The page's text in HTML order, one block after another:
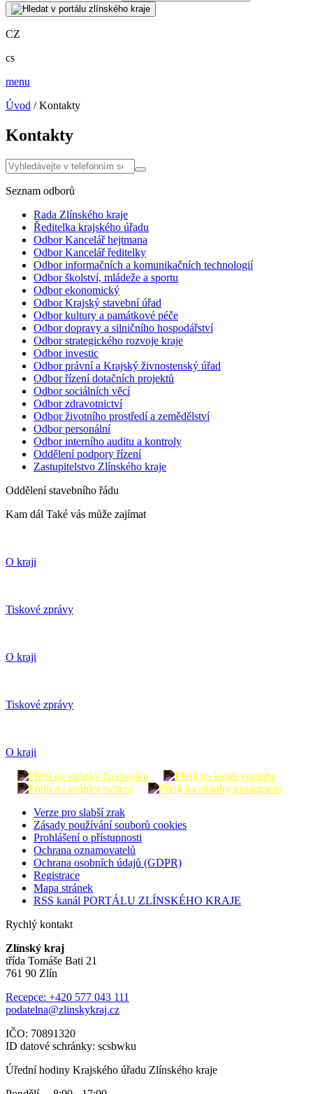
CZ
cs
menu
Úvod / Kontakty
Kontakty
Seznam odborů
Rada Zlínského kraje
Ředitelka krajského úřadu
Odbor Kancelář hejtmana
Odbor Kancelář ředitelky
Odbor informačních a komunikačních technologií
Odbor školství, mládeže a sportu
Odbor ekonomický
Odbor Krajský stavební úřad
Odbor kultury a památkové péče
Odbor dopravy a silničního hospodářství
Odbor strategického rozvoje kraje
Odbor investic
Odbor právní a Krajský živnostenský úřad
Odbor řízení dotačních projektů
Odbor sociálních věcí
Odbor zdravotnictví
Odbor životního prostředí a zemědělství
Odbor personální
Odbor interního auditu a kontroly
Oddělení podpory řízení
Zastupitelstvo Zlínského kraje
Oddělení stavebního řádu
Kam dál Také vás může zajímat
O kraji
Tiskové zprávy
O kraji
Tiskové zprávy
O kraji
Verze pro slabší zrak
Zásady používání souborů cookies
Prohlášení o přístupnosti
Ochrana oznamovatelů
Ochrana osobních údajů (GDPR)
Registrace
Mapa stránek
RSS kanál PORTÁLU ZLÍNSKÉHO KRAJE
Rychlý kontakt
Zlínský kraj
třída Tomáše Bati 21
761 90 Zlín
Recepce: +420 577 043 111
podatelna@zlinskykraj.cz
IČO: 70891320
ID datové schránky: scsbwku
Úřední hodiny Krajského úřadu Zlínského kraje